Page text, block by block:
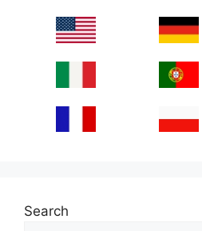
Search